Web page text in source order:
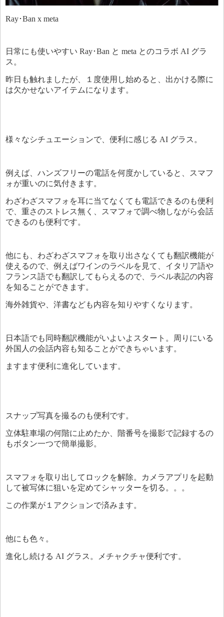
Ray･Ban x meta
日常にも使いやすい Ray･Ban と meta とのコラボ AI グラ
ス。
昨日も触れましたが、１度使用し始めると、出かける際に
は欠かせないアイテムになります。
様々なシチュエーションで、便利に感じる AI グラス。
例えば、ハンズフリーの電話を何度かしていると、スマフ
ォが重いのに気付きます。
わざわざスマフォを耳に当てなくても電話できるのも便利
で、重さのストレス無く、スマフォで調べ物しながら会話
できるのも便利です。
他にも、わざわざスマフォを取り出さなくても翻訳機能が
使えるので、例えばワインのラベルを見て、イタリア語や
フランス語でも翻訳してもらえるので、ラベル表記の内容
を知ることができます。
海外雑貨や、洋書なども内容を知りやすくなります。
日本語でも同時翻訳機能がいよいよスタート。周りにいる
外国人の会話内容も知ることができちゃいます。
ますます便利に進化しています。
スナップ写真を撮るのも便利です。
立体駐車場の何階に止めたか、階番号を撮影で記録するの
もボタン一つで簡単撮影。
スマフォを取り出してロックを解除。カメラアプリを起動
して被写体に狙いを定めてシャッターを切る。。。
この作業が１アクションで済みます。
他にも色々。
進化し続ける AI グラス。メチャクチャ便利です。